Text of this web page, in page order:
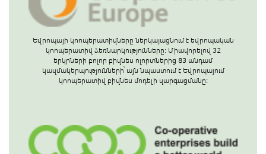
Եվրոպայի կոոպերատիվները ներկայացնում է եվրոպական
կոոպերատիվ ձեռնարկությունները: Միավորելով 32
երկրների բոլոր բիզնես ոլորտներից 83 անդամ
կազմակերպությունների՝ այն նպաստում է Եվրոպայում
կոոպերատիվ բիզնես մոդելի զարգացմանը: